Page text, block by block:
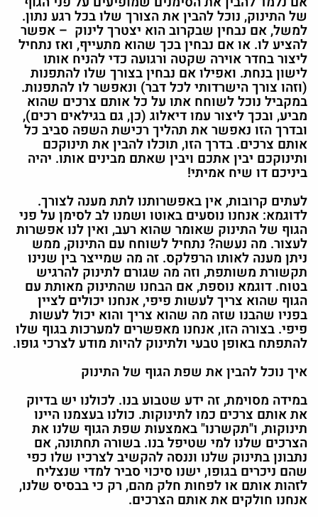
של התינוק, נוכל להבין את הצורך שלו בכל רגע נתון.
למשל, אם נבחין שבקרוב הוא יצטרך לינוק – אפשר
להציע לו. או אם נבחין בכך שהוא מתעייף, ואז נתחיל
ליצור בחדר אוירה שקטה ורגועה כדי להניח אותו
לישון בנחת. ואפילו אם נבחין בצורך שלו להתפנות
(וזהו צורך הישרדותי לכל דבר) ונאפשר לו להתפנות.
במקביל נוכל לשוחח אתו על כל אותם צרכים שהוא
מביע, ובכך ליצור עמו דיאלוג (כן, גם בגילאים רכים),
ובדרך הזו נאפשר את תהליך רכישת השפה סביב כל
אותם צרכים. בדרך הזו, תוכלו להבין את תינוקכם
ותינוקכם יבין אתכם ויבין שאתם מבינים אותו. יהיה
ביניכם דו שיח אמיתי!
לעתים קרובות, אין באפשרותנו לתת מענה לצורך.
לדוגמא: אנחנו נוסעים באוטו ושמנו לב לסימן על פני
הגוף של התינוק שאומר שהוא רעב, ואין לנו אפשרות
לעצור. מה נעשה? נתחיל לשוחח עם התינוק, ממש
ניתן מענה לאותו הרפלקס. זה מה שמייצר בין שנינו
תקשורת משותפת, וזה מה שגורם לתינוק להרגיש
בטוח. דוגמא נוספת, אם הבחנו שהתינוק מאותת עם
הגוף שהוא צריך לעשות פיפי, אנחנו יכולים לציין
בפניו שהבנו שזה מה שהוא צריך והוא יכול לעשות
פיפי. בצורה הזו, אנחנו מאפשרים למערכות בגוף שלו
להתפתח באופן טבעי ולתינוק להיות מודע לצרכי גופו.
איך נוכל להבין את שפת הגוף של התינוק
במידה מסוימת, זה ידע שטבוע בנו. לכולנו יש בדיוק
את אותם צרכים כמו לתינוקות. כולנו בעצמנו היינו
תינוקות, ו"תקשרנו" באמצעות שפת הגוף שלנו את
הצרכים שלנו למי שטיפל בנו. בשורה תחתונה, אם
נתבונן בתינוק שלנו וננסה להקשיב לצרכיו שלו כפי
שהם ניכרים בגופו, ישנו סיכוי סביר למדי שנצליח
לזהות אותם או לפחות חלק מהם, רק כי בבסיס שלנו,
אנחנו חולקים את אותם הצרכים.